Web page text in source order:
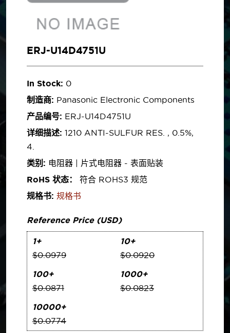
ERJ-U14D4751U
In Stock: 0
制造商: Panasonic Electronic Components
产品编号: ERJ-U14D4751U
详细描述: 1210 ANTI-SULFUR RES. , 0.5%,
4.
类别: 电阻器 | 片式电阻器 - 表面贴装
RoHS 状态：
符合 ROHS3 规范
规格书: 规格书
Reference Price (USD)
1+
$0.0979
10+
$0.0920
100+
$0.0871
1000+
$0.0823
10000+
$0.0774